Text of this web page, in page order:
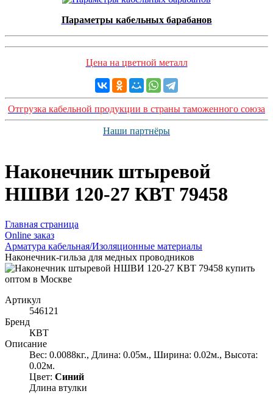
Параметры кабельных барабанов
Цена на цветной металл
Отгрузка кабельной продукции в страны таможенного союза
Наши партнёры
Наконечник штыревой
НШВИ 120-27 КВТ 79458
Главная страница
Оnline заказ
Арматура кабельная/Изоляционные материалы
Наконечник-гильза для медных проводников
Артикул
546121
Бренд
КВТ
Описание
Вес: 0.0088кг., Длина: 0.05м., Ширина: 0.02м., Высота:
0.02м.
Цвет: Синий
Длина втулки